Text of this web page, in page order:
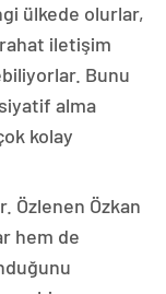
ülkede olurlar,
iletişim
Bunu
alma
kolay
Özlenen Özkan
hem de